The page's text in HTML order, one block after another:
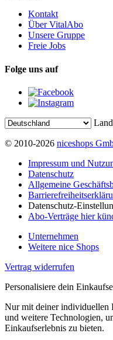
Kontakt
Über VitalAbo
Unsere Gruppe
Freie Jobs
Folge uns auf
© 2010-2026 niceshops
Impressum und
Datenschutz
Allgemeine
Datenschutz-
Abo-Verträge hier
Unternehmen
Weitere nice Shops
Vertrag widerrufen
Personalisiere dein
Nur mit deiner
und weitere Technologien,
Einkaufserlebnis zu bieten.